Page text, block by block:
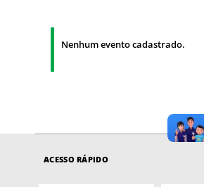
Nenhum evento cadastrado.
ACESSO RÁPIDO